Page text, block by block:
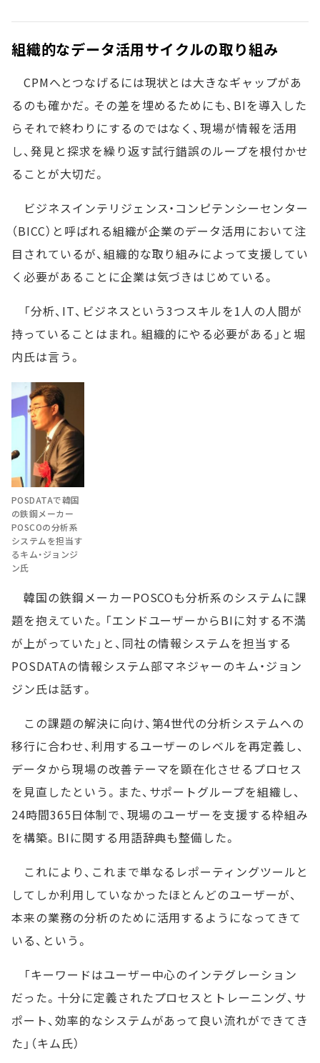
組織的なデータ活用サイクルの取り組み
CPMへとつなげるには現状とは大きなギャップがあ
るのも確かだ。その差を埋めるためにも、BIを導入した
らそれで終わりにするのではなく、現場が情報を活用
し、発見と探求を繰り返す試行錯誤のループを根付かせ
ることが大切だ。
ビジネスインテリジェンス・コンピテンシーセンター
（BICC）と呼ばれる組織が企業のデータ活用において注
目されているが、組織的な取り組みによって支援してい
く必要があることに企業は気づきはじめている。
「分析、IT、ビジネスという3つスキルを1人の人間が
持っていることはまれ。組織的にやる必要がある」と堀
内氏は言う。
POSDATAで韓国
の鉄鋼メーカー
POSCOの分析系
システムを担当す
るキム・ジョンジ
ン氏
韓国の鉄鋼メーカーPOSCOも分析系のシステムに課
題を抱えていた。「エンドユーザーからBIに対する不満
が上がっていた」と、同社の情報システムを担当する
POSDATAの情報システム部マネジャーのキム・ジョン
ジン氏は話す。
この課題の解決に向け、第4世代の分析システムへの
移行に合わせ、利用するユーザーのレベルを再定義し、
データから現場の改善テーマを顕在化させるプロセス
を見直したという。また、サポートグループを組織し、
24時間365日体制で、現場のユーザーを支援する枠組み
を構築。BIに関する用語辞典も整備した。
これにより、これまで単なるレポーティングツールと
してしか利用していなかったほとんどのユーザーが、
本来の業務の分析のために活用するようになってきて
いる、という。
「キーワードはユーザー中心のインテグレーション
だった。十分に定義されたプロセスとトレーニング、サ
ポート、効率的なシステムがあって良い流れができてき
た」（キム氏）